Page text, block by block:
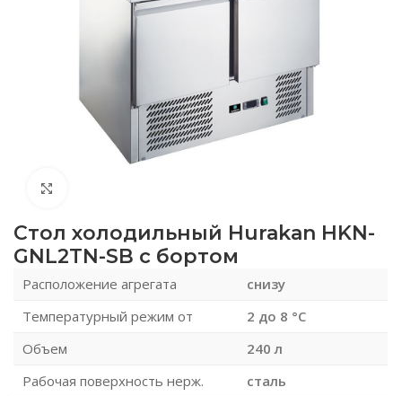
Стол холодильный Hurakan HKN-
GNL2TN-SB с бортом
Расположение агрегата
снизу
Температурный режим от
2 до 8 °С
Объем
240 л
Рабочая поверхность нерж.
сталь